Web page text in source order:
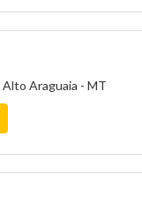
Araguaia - MT